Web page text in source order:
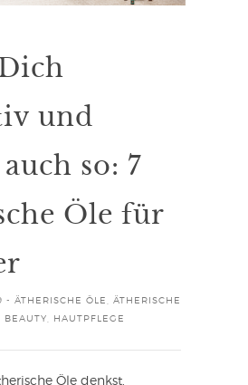
und
so: 7
Öle für
- ÄTHERISCHE ÖLE
ÄTHERISCHE
BEAUTY HAUTPFLEGE
Öle denkst,